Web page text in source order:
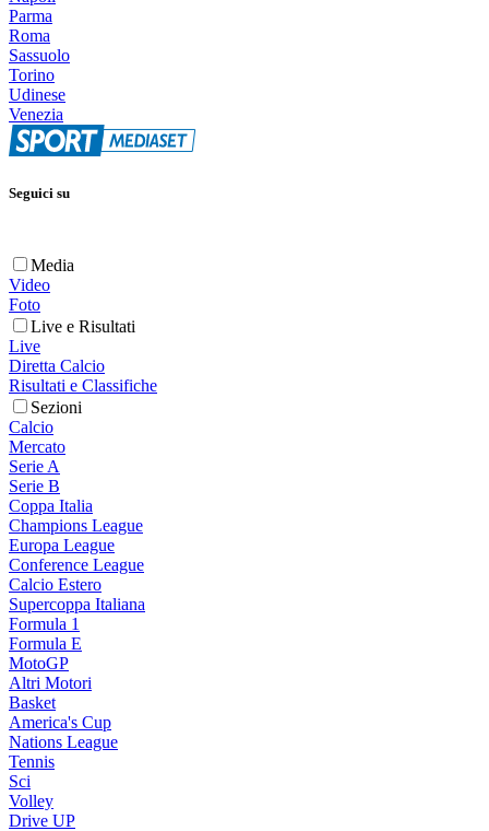
Parma
Roma
Sassuolo
Torino
Udinese
Venezia
Seguici su
Media
Video
Foto
Live e Risultati
Live
Diretta Calcio
Risultati e Classifiche
Sezioni
Calcio
Mercato
Serie A
Serie B
Coppa Italia
Champions League
Europa League
Conference League
Calcio Estero
Supercoppa Italiana
Formula 1
Formula E
MotoGP
Altri Motori
Basket
America's Cup
Nations League
Tennis
Sci
Volley
Drive UP